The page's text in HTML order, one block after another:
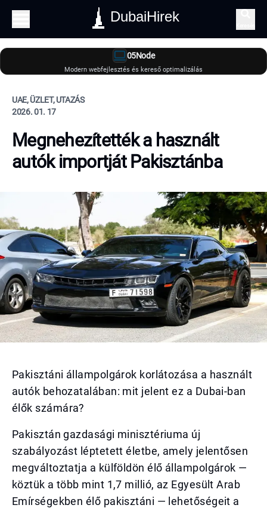
DubaiHirek
05Node
Modern webfejlesztés és kereső optimalizálás
UAE, ÜZLET, UTAZÁS
2026. 01. 17
Megnehezítették a használt
autók importját Pakisztánba
Pakisztáni állampolgárok korlátozása a használt
autók behozatalában: mit jelent ez a Dubai-ban
élők számára?
Pakisztán gazdasági minisztériuma új
szabályozást léptetett életbe, amely jelentősen
megváltoztatja a külföldön élő állampolgárok —
köztük a több mint 1,7 millió, az Egyesült Arab
Emírségekben élő pakisztáni — lehetőségeit a